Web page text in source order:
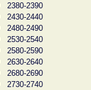
2380-2390
2430-2440
2480-2490
2530-2540
2580-2590
2630-2640
2680-2690
2730-2740